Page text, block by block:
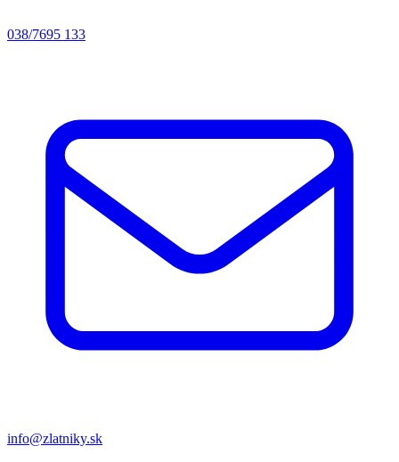
038/7695 133
info@zlatniky.sk